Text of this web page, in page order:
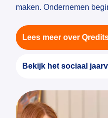
maken. Ondernemen
Lees meer over
Bekijk het sociaal